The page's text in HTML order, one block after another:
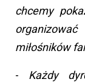
chcemy
miłośników
- Każdy